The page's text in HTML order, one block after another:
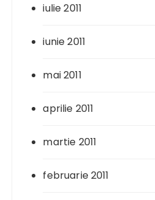
iulie 2011
iunie 2011
mai 2011
aprilie 2011
martie 2011
februarie 2011